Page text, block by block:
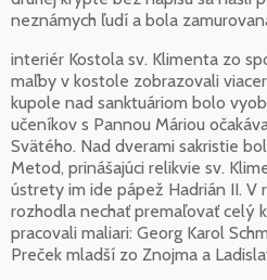
neznámych ľudí a bola
interiér Kostola sv. Klimenta zo
maľby v kostole zobrazovali
kupole nad sanktuáriom bolo
učeníkov s Pannou Máriou
Svätého. Nad dverami sakristie
Metod, prinášajúci relikvie sv.
ústrety im ide pápež Hadrián II. V
rozhodla nechať premaľovať celý
pracovali maliari: Georg Karol
Preček mladší zo Znojma a